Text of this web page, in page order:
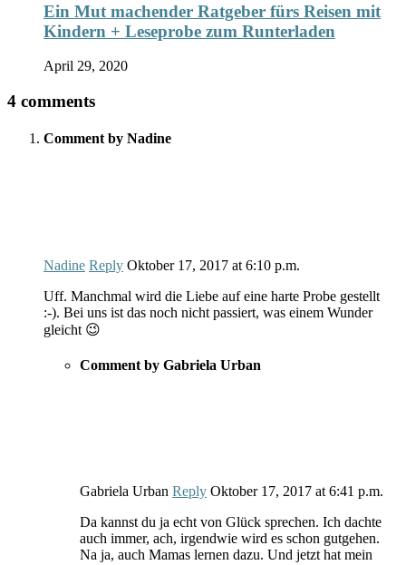
Ein Mut machender Ratgeber fürs Reisen mit
Kindern + Leseprobe zum Runterladen
April 29, 2020
4 comments
Comment by Nadine
Nadine Reply Oktober 17, 2017 at 6:10 p.m.
Uff. Manchmal wird die Liebe auf eine harte Probe gestellt
:-). Bei uns ist das noch nicht passiert, was einem Wunder
gleicht 😉
Comment by Gabriela Urban
Gabriela Urban Reply Oktober 17, 2017 at 6:41 p.m.
Da kannst du ja echt von Glück sprechen. Ich dachte
auch immer, ach, irgendwie wird es schon gutgehen.
Na ja, auch Mamas lernen dazu. Und jetzt hat mein